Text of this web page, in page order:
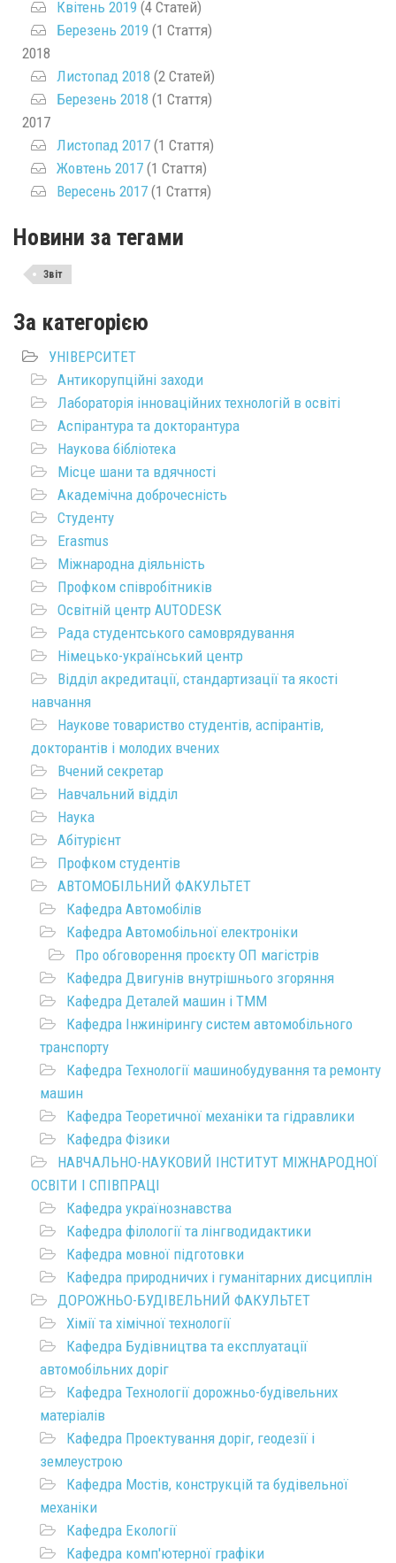
Квітень 2019 (4 Статей)
Березень 2019 (1 Стаття)
2018
Листопад 2018 (2 Статей)
Березень 2018 (1 Стаття)
2017
Листопад 2017 (1 Стаття)
Жовтень 2017 (1 Стаття)
Вересень 2017 (1 Стаття)
Новини за тегами
Звіт
За категорією
УНІВЕРСИТЕТ
Антикорупційні заходи
Лабораторія інноваційних технологій в освіті
Аспірантура та докторантура
Наукова бібліотека
Місце шани та вдячності
Академічна доброчесність
Студенту
Erasmus
Міжнародна діяльність
Профком співробітників
Освітній центр AUTODESK
Рада студентського самоврядування
Німецько-український центр
Відділ акредитації, стандартизації та якості
навчання
Наукове товариство студентів, аспірантів,
докторантів і молодих вчених
Вчений секретар
Навчальний відділ
Наука
Абітурієнт
Профком студентів
АВТОМОБІЛЬНИЙ ФАКУЛЬТЕТ
Кафедра Автомобілів
Кафедра Автомобільної електроніки
Про обговорення проєкту ОП магістрів
Кафедра Двигунів внутрішнього згоряння
Кафедра Деталей машин і ТММ
Кафедра Інжинірингу систем автомобільного
транспорту
Кафедра Технології машинобудування та ремонту
машин
Кафедра Теоретичної механіки та гідравлики
Кафедра Фізики
НАВЧАЛЬНО-НАУКОВИЙ ІНСТИТУТ МІЖНАРОДНОЇ
ОСВІТИ І СПІВПРАЦІ
Кафедра українознавства
Кафедра філології та лінгводидактики
Кафедра мовної підготовки
Кафедра природничих і гуманітарних дисциплін
ДОРОЖНЬО-БУДІВЕЛЬНИЙ ФАКУЛЬТЕТ
Хімії та хімічної технології
Кафедра Будівництва та експлуатації
автомобільних доріг
Кафедра Технології дорожньо-будівельних
матеріалів
Кафедра Проектування доріг, геодезії і
землеустрою
Кафедра Мостів, конструкцій та будівельної
механіки
Кафедра Екології
Кафедра комп'ютерної графіки